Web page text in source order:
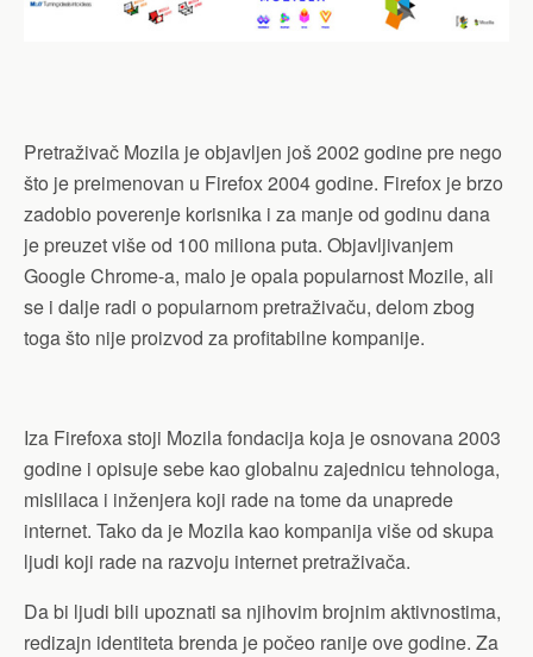
Pretraživač Mozila je objavljen još 2002 godine pre nego
što je preimenovan u Firefox 2004 godine. Firefox je brzo
zadobio poverenje korisnika i za manje od godinu dana
je preuzet više od 100 miliona puta. Objavljivanjem
Google Chrome-a, malo je opala popularnost Mozile, ali
se i dalje radi o popularnom pretraživaču, delom zbog
toga što nije proizvod za profitabilne kompanije.
Iza Firefoxa stoji Mozila fondacija koja je osnovana 2003
godine i opisuje sebe kao globalnu zajednicu tehnologa,
mislilaca i inženjera koji rade na tome da unaprede
internet. Tako da je Mozila kao kompanija više od skupa
ljudi koji rade na razvoju internet pretraživača.
Da bi ljudi bili upoznati sa njihovim brojnim aktivnostima,
redizajn identiteta brenda je počeo ranije ove godine. Za